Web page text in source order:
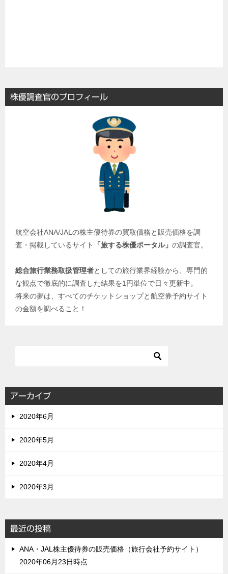
株優調査官のプロフィール
航空会社ANA/JALの株主優待券の買取価格と販売価格を調
査・掲載しているサイト
「旅する株優ポータル」 の調査官。
総合旅行業務取扱管理者としての旅行業界経験から、専門的
な観点で徹底的に調査した結果を1円単位で日々更新中。
将来の夢は、すべてのチケットショップと航空券予約サイト
の金額を調べること！
アーカイブ
2020年6月
2020年5月
2020年4月
2020年3月
最近の投稿
ANA・JAL株主優待券の販売価格（旅行会社予約サイト）
2020年06月23日時点